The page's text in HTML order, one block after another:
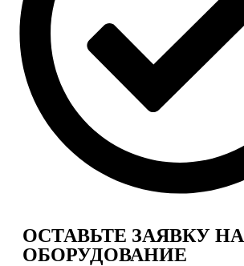
ОСТАВЬТЕ ЗАЯВКУ НА
ОБОРУДОВАНИЕ